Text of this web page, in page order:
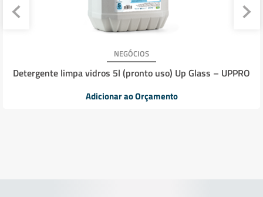
NEGÓCIOS
Detergente limpa vidros 5l (pronto uso) Up Glass – UPPRO
Adicionar ao Orçamento